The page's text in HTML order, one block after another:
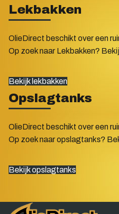
Lekbakken
OlieDirect beschikt over een
Op zoek naar Lekbakken?
Bekijk lekbakken
Opslagtanks
OlieDirect beschikt over een
Op zoek naar opslagtanks?
Bekijk opslagtanks